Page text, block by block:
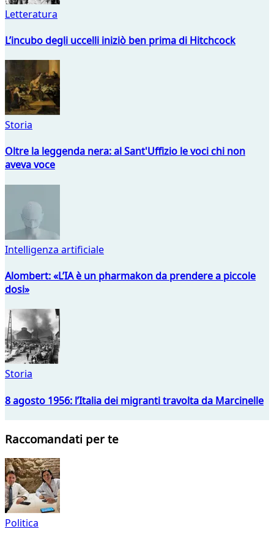
Letteratura
L’incubo degli uccelli iniziò ben prima di Hitchcock
Storia
Oltre la leggenda nera: al Sant'Uffizio le voci chi non
aveva voce
Intelligenza artificiale
Alombert: «L’IA è un pharmakon da prendere a piccole
dosi»
Storia
8 agosto 1956: l’Italia dei migranti travolta da Marcinelle
Raccomandati per te
Politica